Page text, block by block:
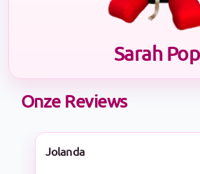
Sarah Pop
Onze Reviews
Nadine